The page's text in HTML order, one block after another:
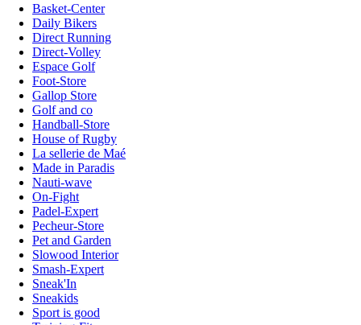
Basket-Center
Daily Bikers
Direct Running
Direct-Volley
Espace Golf
Foot-Store
Gallop Store
Golf and co
Handball-Store
House of Rugby
La sellerie de Maé
Made in Paradis
Nauti-wave
On-Fight
Padel-Expert
Pecheur-Store
Pet and Garden
Slowood Interior
Smash-Expert
Sneak'In
Sneakids
Sport is good